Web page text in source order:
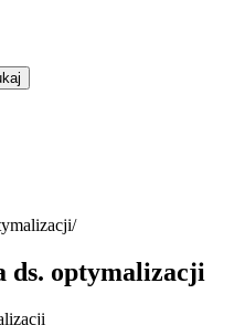
ds. optymalizacji